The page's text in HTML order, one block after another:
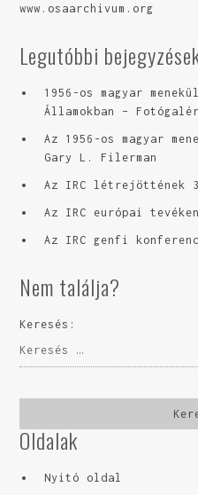
www.osaarchivum.org
Legutóbbi
1956-os magyar
Államokban –
Az 1956-os magyar
Gary L. Filerman
Az IRC létrejöttének
Az IRC európai
Az IRC genfi
Nem találja?
Keresés:
Oldalak
Nyitó oldal